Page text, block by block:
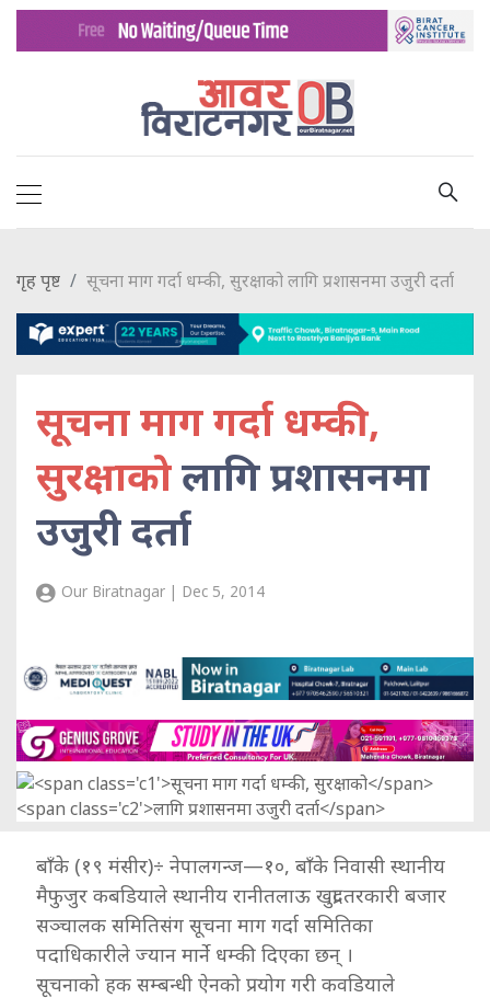
गृह पृष्ट सूचना माग गर्दा धम्की, सुरक्षाको लागि प्रशासनमा उजुरी दर्ता
सूचना माग गर्दा धम्की,
सुरक्षाकोलागि प्रशासनमा
उजुरी दर्ता
Our Biratnagar | Dec 5, 2014
बाँके (१९ मंसीर)÷ नेपालगन्ज—१०, बाँके निवासी स्थानीय
मैफुजुर कबडियाले स्थानीय रानीतलाऊ खुद्रा तरकारी बजार
सञ्चालक समितिसंग सूचना माग गर्दा समितिका
पदाधिकारीले ज्यान मार्ने धम्की दिएका छन् ।
सूचनाको हक सम्बन्धी ऐनको प्रयोग गरी कवडियाले